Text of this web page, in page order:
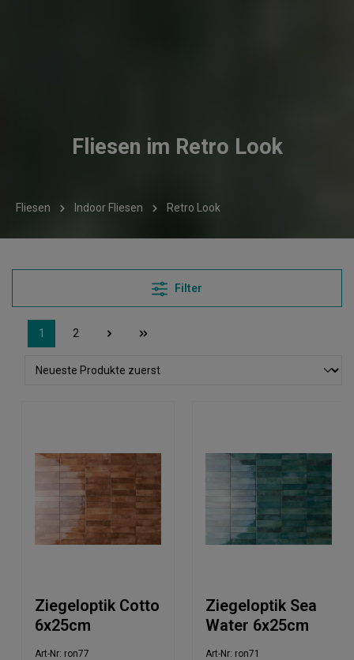
Fliesen im Retro Look
Fliesen Indoor Fliesen Retro Look
Filter
1 2
Ziegeloptik Cotto
6x25cm
Art-Nr: ron77
Ziegeloptik Sea
Water 6x25cm
Art-Nr: ron71